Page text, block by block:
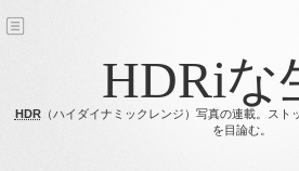
HDRiな
HDR（ハイダイナミックレンジ）写真の連載。スト
を目論む。